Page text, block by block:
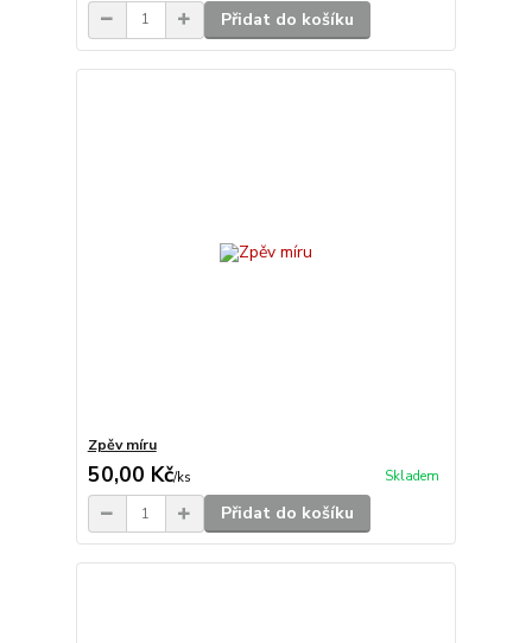
Přidat do košíku
Zpěv míru
50,00 Kč/ks Skladem
Přidat do košíku